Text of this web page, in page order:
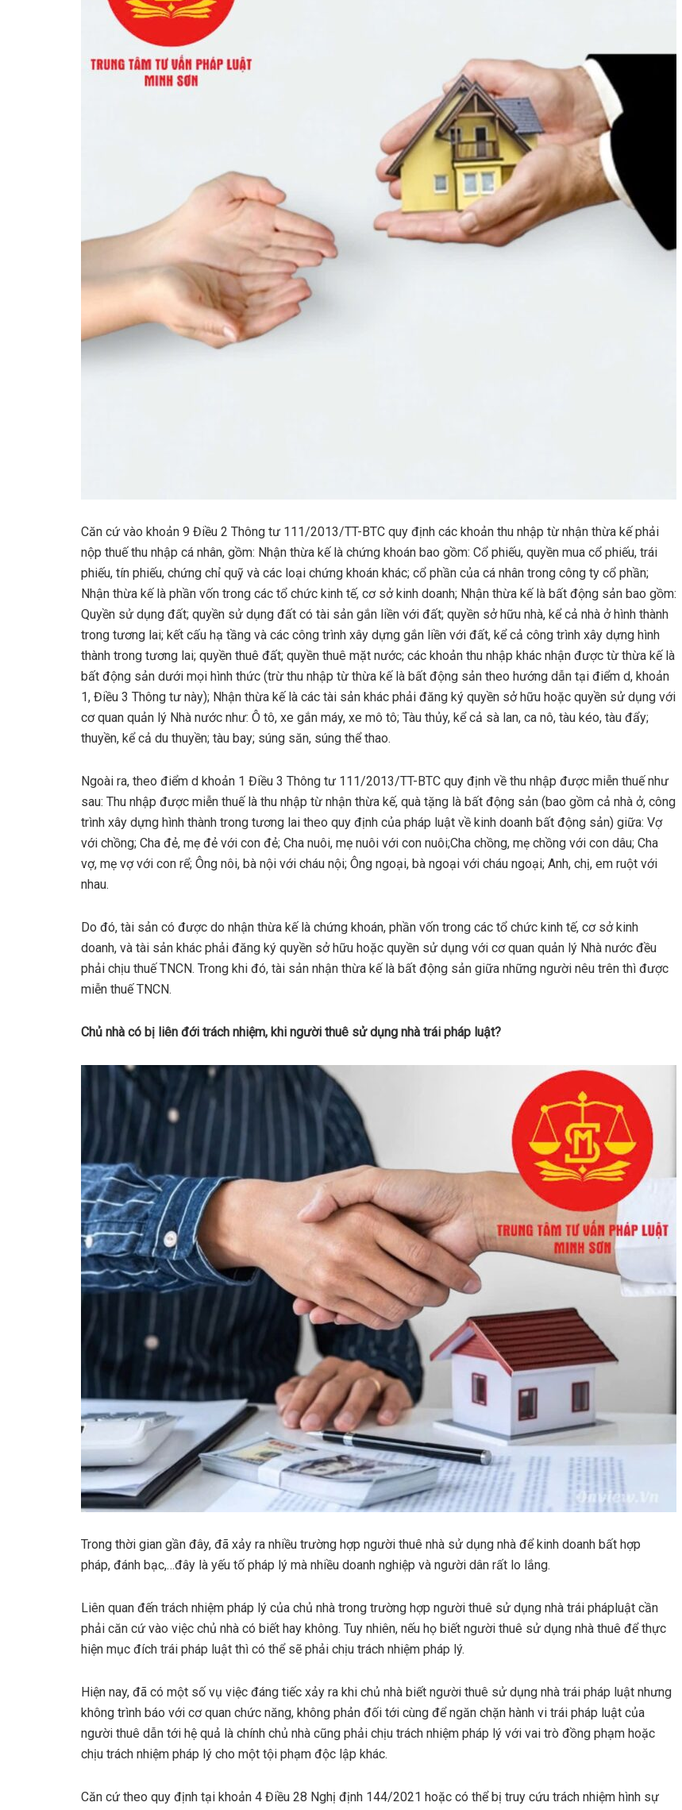
Căn cứ vào khoản 9 Điều 2 Thông tư 111/2013/TT-BTC quy định các khoản thu nhập từ nhận thừa kế phải
nộp thuế thu nhập cá nhân, gồm: Nhận thừa kế là chứng khoán bao gồm: Cổ phiếu, quyền mua cổ phiếu, trái
phiếu, tín phiếu, chứng chỉ quỹ và các loại chứng khoán khác; cổ phần của cá nhân trong công ty cổ phần;
Nhận thừa kế là phần vốn trong các tổ chức kinh tế, cơ sở kinh doanh; Nhận thừa kế là bất động sản bao gồm:
Quyền sử dụng đất; quyền sử dụng đất có tài sản gắn liền với đất; quyền sở hữu nhà, kể cả nhà ở hình thành
trong tương lai; kết cấu hạ tầng và các công trình xây dựng gắn liền với đất, kể cả công trình xây dựng hình
thành trong tương lai; quyền thuê đất; quyền thuê mặt nước; các khoản thu nhập khác nhận được từ thừa kế là
bất động sản dưới mọi hình thức (trừ thu nhập từ thừa kế là bất động sản theo hướng dẫn tại điểm d, khoản
1, Điều 3 Thông tư này); Nhận thừa kế là các tài sản khác phải đăng ký quyền sở hữu hoặc quyền sử dụng với
cơ quan quản lý Nhà nước như: Ô tô, xe gắn máy, xe mô tô; Tàu thủy, kể cả sà lan, ca nô, tàu kéo, tàu đẩy;
thuyền, kể cả du thuyền; tàu bay; súng săn, súng thể thao.
Ngoài ra, theo điểm d khoản 1 Điều 3 Thông tư 111/2013/TT-BTC quy định về thu nhập được miễn thuế như
sau: Thu nhập được miễn thuế là thu nhập từ nhận thừa kế, quà tặng là bất động sản (bao gồm cả nhà ở, công
trình xây dựng hình thành trong tương lai theo quy định của pháp luật về kinh doanh bất động sản) giữa: Vợ
với chồng; Cha đẻ, mẹ đẻ với con đẻ; Cha nuôi, mẹ nuôi với con nuôi;Cha chồng, mẹ chồng với con dâu; Cha
vợ, mẹ vợ với con rể; Ông nôi, bà nội với cháu nội; Ông ngoại, bà ngoại với cháu ngoại; Anh, chị, em ruột với
nhau.
Do đó, tài sản có được do nhận thừa kế là chứng khoán, phần vốn trong các tổ chức kinh tế, cơ sở kinh
doanh, và tài sản khác phải đăng ký quyền sở hữu hoặc quyền sử dụng với cơ quan quản lý Nhà nước đều
phải chịu thuế TNCN. Trong khi đó, tài sản nhận thừa kế là bất động sản giữa những người nêu trên thì được
miễn thuế TNCN.
Chủ nhà có bị liên đới trách nhiệm, khi người thuê sử dụng nhà trái pháp luật?
Trong thời gian gần đây, đã xảy ra nhiều trường hợp người thuê nhà sử dụng nhà để kinh doanh bất hợp
pháp, đánh bạc,…đây là yếu tố pháp lý mà nhiều doanh nghiệp và người dân rất lo lắng.
Liên quan đến trách nhiệm pháp lý của chủ nhà trong trường hợp người thuê sử dụng nhà trái phápluật cần
phải căn cứ vào việc chủ nhà có biết hay không. Tuy nhiên, nếu họ biết người thuê sử dụng nhà thuê để thực
hiện mục đích trái pháp luật thì có thể sẽ phải chịu trách nhiệm pháp lý.
Hiện nay, đã có một số vụ việc đáng tiếc xảy ra khi chủ nhà biết người thuê sử dụng nhà trái pháp luật nhưng
không trình báo với cơ quan chức năng, không phản đối tới cùng để ngăn chặn hành vi trái pháp luật của
người thuê dẫn tới hệ quả là chính chủ nhà cũng phải chịu trách nhiệm pháp lý với vai trò đồng phạm hoặc
chịu trách nhiệm pháp lý cho một tội phạm độc lập khác.
Căn cứ theo quy định tại khoản 4 Điều 28 Nghị định 144/2021 hoặc có thể bị truy cứu trách nhiệm hình sự